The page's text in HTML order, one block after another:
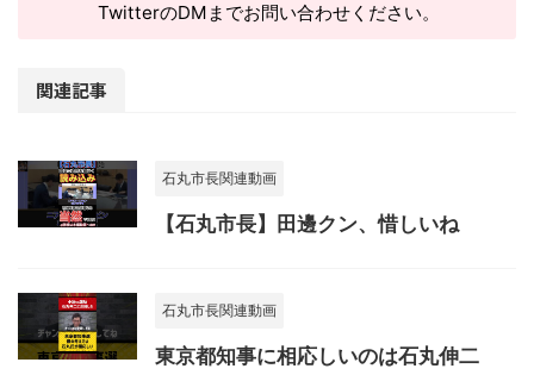
TwitterのDMまでお問い合わせください。
関連記事
石丸市長関連動画
【石丸市長】田邊クン、惜しいね
石丸市長関連動画
東京都知事に相応しいのは石丸伸二